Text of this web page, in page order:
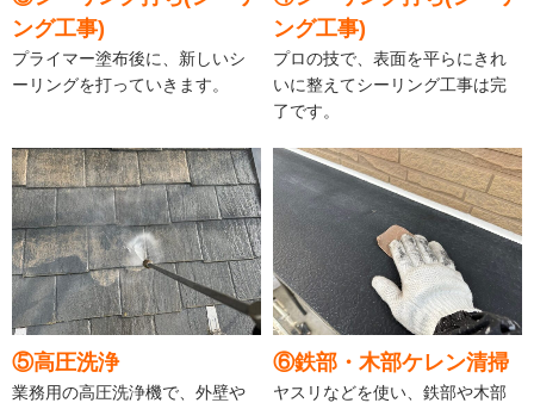
ング工事)
プライマー塗布後に、新しいシ
ーリングを打っていきます。
ング工事)
プロの技で、表面を平らにきれ
いに整えてシーリング工事は完
了です。
⑤高圧洗浄
業務用の高圧洗浄機で、外壁や
⑥鉄部・木部ケレン清掃
ヤスリなどを使い、鉄部や木部